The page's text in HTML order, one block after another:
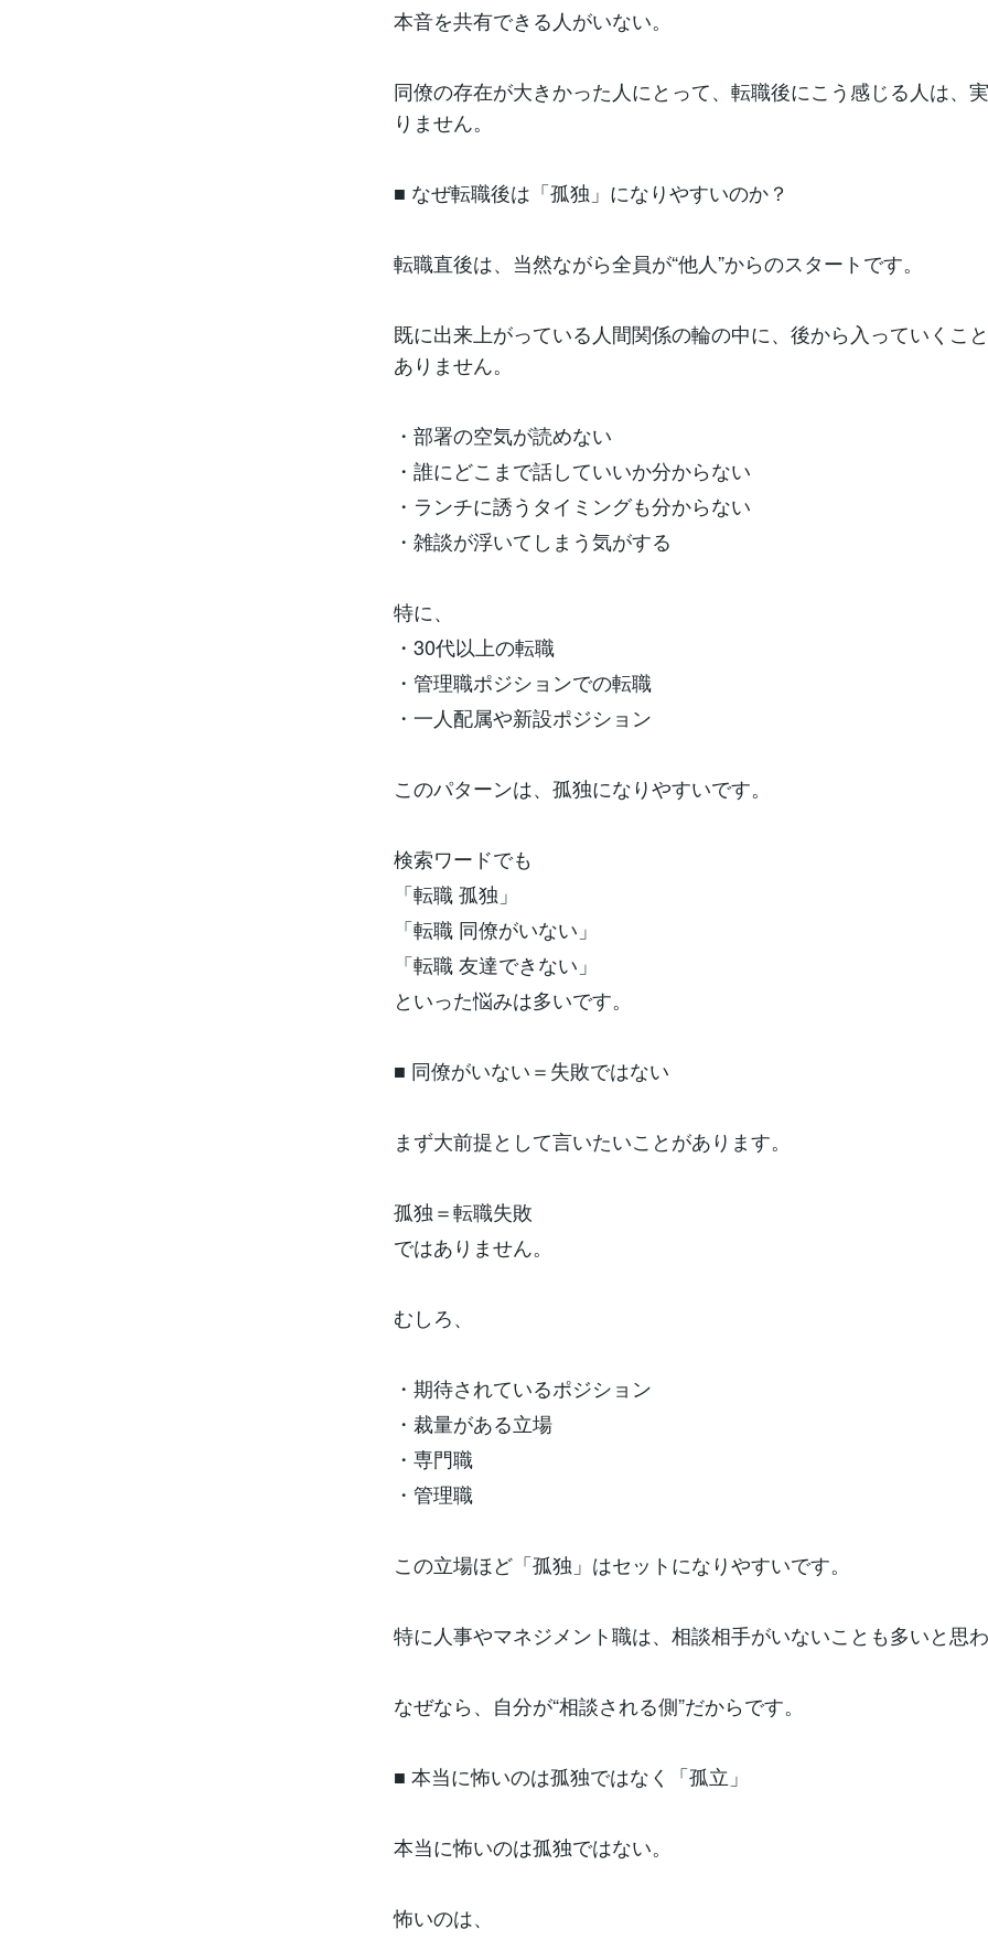
本音を共有できる人がいない。
同僚の存在が大きかった人にとって、転職後にこう感じる人は、
りません。
■ なぜ転職後は「孤独」になりやすいのか？
転職直後は、当然ながら全員が“他人”からのスタートです。
既に出来上がっている人間関係の輪の中に、後から入っていくこ
ありません。
・部署の空気が読めない
・誰にどこまで話していいか分からない
・ランチに誘うタイミングも分からない
・雑談が浮いてしまう気がする
特に、
・30代以上の転職
・管理職ポジションでの転職
・一人配属や新設ポジション
このパターンは、孤独になりやすいです。
検索ワードでも
「転職 孤独」
「転職 同僚がいない」
「転職 友達できない」
といった悩みは多いです。
■ 同僚がいない＝失敗ではない
まず大前提として言いたいことがあります。
孤独＝転職失敗
ではありません。
むしろ、
・期待されているポジション
・裁量がある立場
・専門職
・管理職
この立場ほど「孤独」はセットになりやすいです。
特に人事やマネジメント職は、相談相手がいないことも多いと思わ
なぜなら、自分が“相談される側”だからです。
■ 本当に怖いのは孤独ではなく「孤立」
本当に怖いのは孤独ではない。
怖いのは、